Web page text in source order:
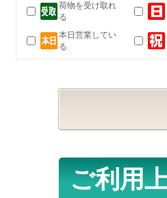
荷物を受け取れ
る
本日営業してい
る
ご利用